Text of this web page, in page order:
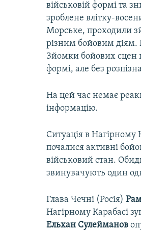
військовій формі та
зроблене влітку-
Морське, проходили
різним бойовим діям.
Зйомки бойових сцен
формі, але без
На цей час немає
інформацію.
Ситуація в Нагірному
почалися активні
військовий стан.
звинувачують один
Глава Чечні (Росія)
Нагірному Карабасі
Ельхан Сулейманов